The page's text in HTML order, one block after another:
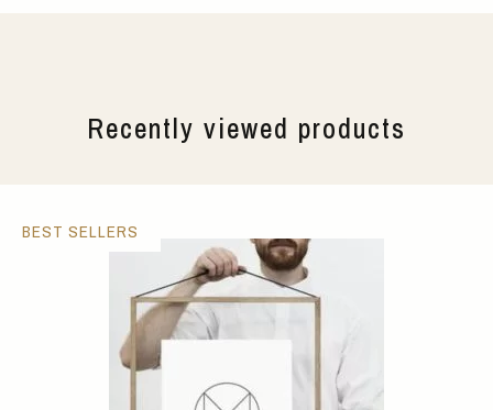
Recently viewed products
BEST SELLERS